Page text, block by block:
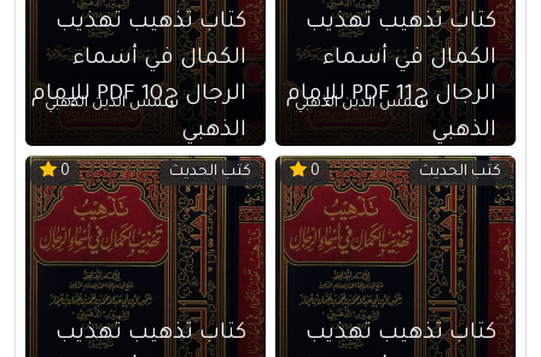
كتاب تذهيب تهذيب
الكمال في أسماء
الرجال ج11 PDF للإمام
الذهبي
شمس الدين الذهبي
كتاب تذهيب تهذيب
الكمال في أسماء
الرجال ج10 PDF للإمام
الذهبي
شمس الدين الذهبي
كتب الحديث 0
كتاب تذهيب تهذيب
كتب الحديث 0
كتاب تذهيب تهذيب